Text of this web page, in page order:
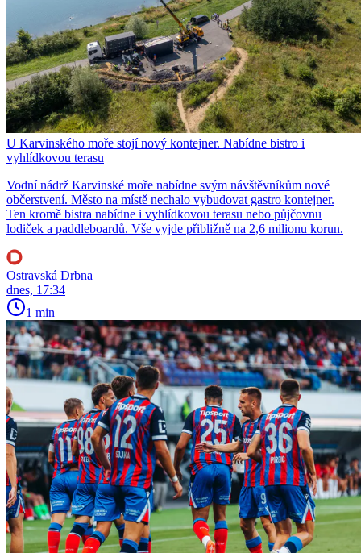
U Karvinského moře stojí nový kontejner. Nabídne bistro i
vyhlídkovou terasu
Vodní nádrž Karvinské moře nabídne svým návštěvníkům nové
občerstvení. Město na místě nechalo vybudovat gastro kontejner.
Ten kromě bistra nabídne i vyhlídkovou terasu nebo půjčovnu
lodiček a paddleboardů. Vše vyjde přibližně na 2,6 milionu korun.
Ostravská Drbna
dnes, 17:34
1 min